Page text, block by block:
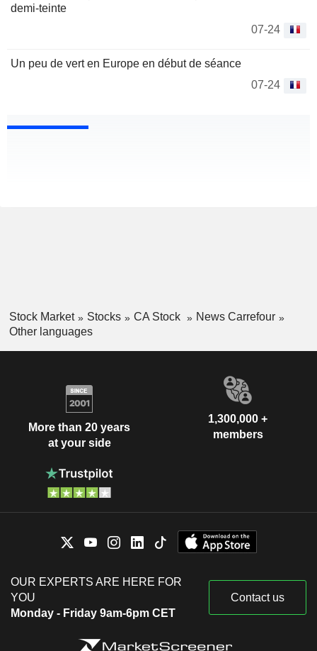
demi-teinte
07-24
Un peu de vert en Europe en début de séance
07-24
Stock Market Stocks CA Stock
News Carrefour
Other languages
More than 20 years
at your side
1,300,000 +
members
OUR EXPERTS ARE HERE FOR
YOU
Monday - Friday 9am-6pm CET
Contact us